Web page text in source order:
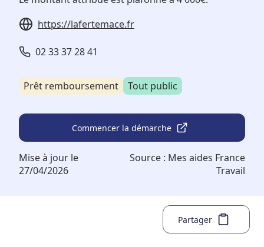
https://lafertemace.fr
02 33 37 28 41
Prêt remboursement Tout public
Commencer la démarche
Mise à jour le
27/04/2026
Source : Mes aides France
Travail
Partager